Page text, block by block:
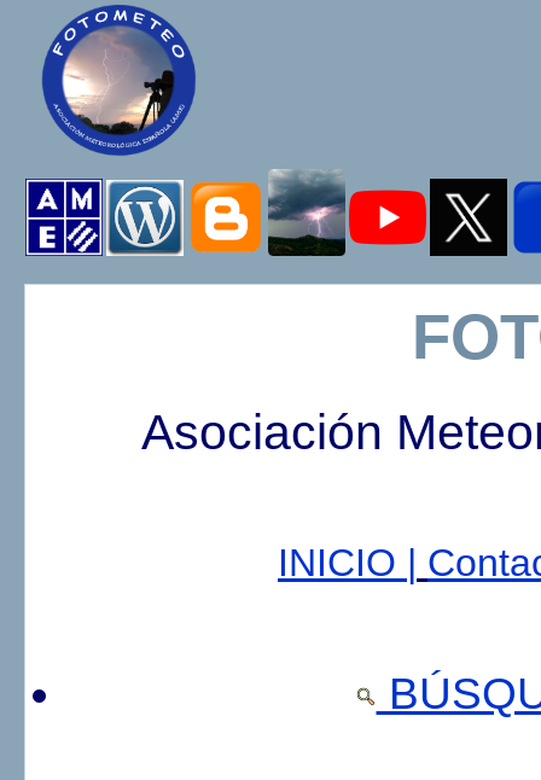
Asociación
INICIO |